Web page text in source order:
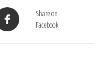
Share on
Facebook